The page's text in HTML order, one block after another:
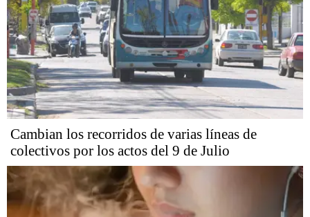
Cambian los recorridos de varias líneas de
colectivos por los actos del 9 de Julio